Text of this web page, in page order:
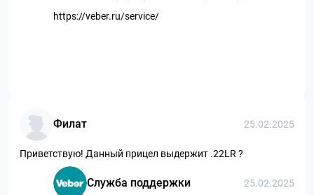
https://veber.ru/service/
Филат 25.02.2025
Приветствую! Данный прицел выдержит .22LR ?
Служба поддержки 25.02.2025